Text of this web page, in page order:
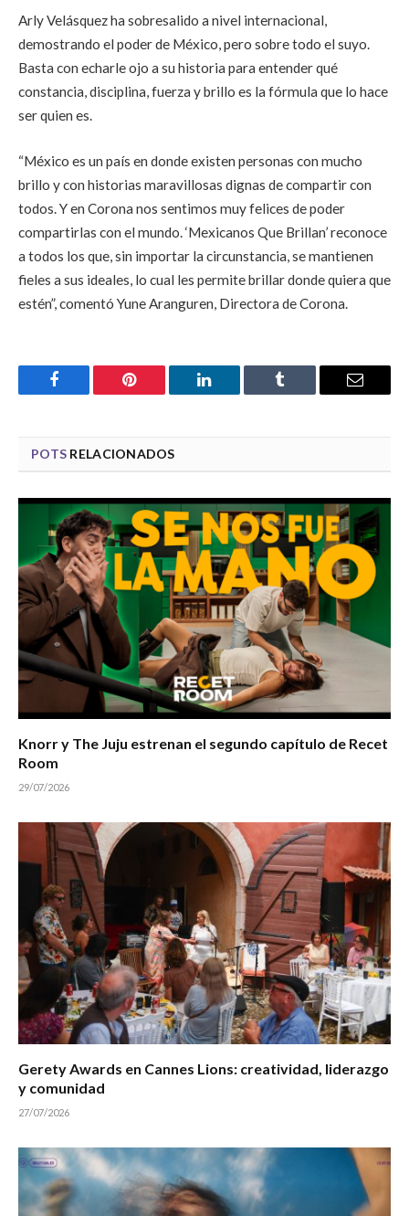
Arly Velásquez ha sobresalido a nivel internacional,
demostrando el poder de México, pero sobre todo el suyo.
Basta con echarle ojo a su historia para entender qué
constancia, disciplina, fuerza y brillo es la fórmula que lo hace
ser quien es.
“México es un país en donde existen personas con mucho
brillo y con historias maravillosas dignas de compartir con
todos. Y en Corona nos sentimos muy felices de poder
compartirlas con el mundo. ‘Mexicanos Que Brillan’ reconoce
a todos los que, sin importar la circunstancia, se mantienen
fieles a sus ideales, lo cual les permite brillar donde quiera que
estén”, comentó Yune Aranguren, Directora de Corona.
Facebook Pinterest LinkedIn Tumblr Email
POTS RELACIONADOS
Knorr y The Juju estrenan el segundo capítulo de Recet
Room
29/07/2026
Gerety Awards en Cannes Lions: creatividad, liderazgo
y comunidad
27/07/2026